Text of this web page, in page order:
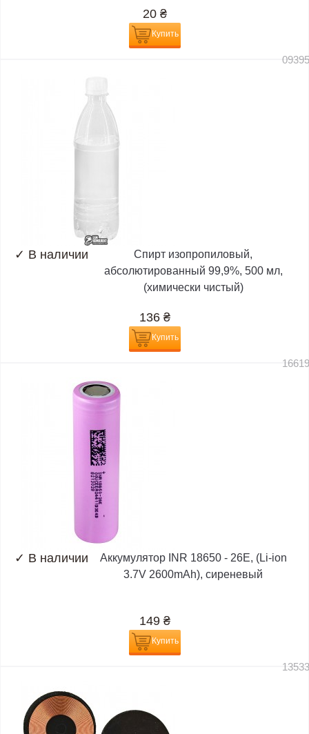
20 ₴
Купить
✓ В наличии
Спирт изопропиловый,
абсолютированный 99,9%, 500 мл,
(химически чистый)
136 ₴
Купить
✓ В наличии
Аккумулятор INR 18650 - 26E, (Li-ion
3.7V 2600mAh), сиреневый
149 ₴
Купить